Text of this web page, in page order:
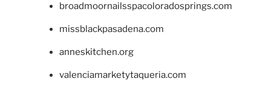
broadmoornailsspacoloradosprings.com
missblackpasadena.com
anneskitchen.org
valenciamarketytaqueria.com